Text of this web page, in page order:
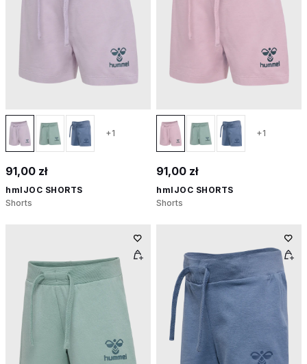
+1
91,00 zł
hmlJOC SHORTS
Shorts
+1
91,00 zł
hmlJOC SHORTS
Shorts